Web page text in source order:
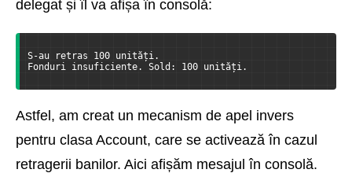
delegat și îl va afișa în consolă:
S-au retras 100 unități.
Fonduri insuficiente. Sold: 100 unități.
Astfel, am creat un mecanism de apel invers
pentru clasa Account, care se activează în cazul
retragerii banilor. Aici afișăm mesajul în consolă.